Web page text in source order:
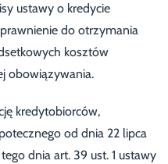
ustawy o kredycie
do otrzymania
kosztów
obowiązywania.
kredytobiorców,
od dnia 22 lipca
dnia art. 39 ust. 1 ustawy